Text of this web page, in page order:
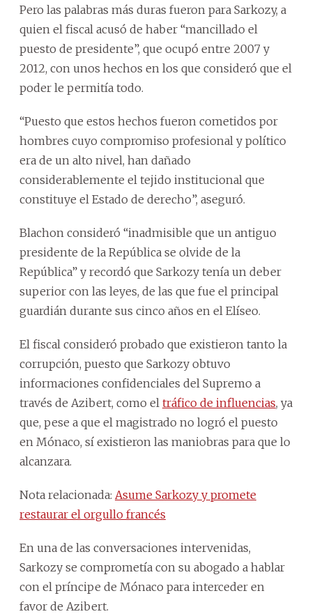
Pero las palabras más duras fueron para Sarkozy, a
quien el fiscal acusó de haber “mancillado el
puesto de presidente”, que ocupó entre 2007 y
2012, con unos hechos en los que consideró que el
poder le permitía todo.
“Puesto que estos hechos fueron cometidos por
hombres cuyo compromiso profesional y político
era de un alto nivel, han dañado
considerablemente el tejido institucional que
constituye el Estado de derecho”, aseguró.
Blachon consideró “inadmisible que un antiguo
presidente de la República se olvide de la
República” y recordó que Sarkozy tenía un deber
superior con las leyes, de las que fue el principal
guardián durante sus cinco años en el Elíseo.
El fiscal consideró probado que existieron tanto la
corrupción, puesto que Sarkozy obtuvo
informaciones confidenciales del Supremo a
través de Azibert, como el tráfico de influencias, ya
que, pese a que el magistrado no logró el puesto
en Mónaco, sí existieron las maniobras para que lo
alcanzara.
Nota relacionada: Asume Sarkozy y promete
restaurar el orgullo francés
En una de las conversaciones intervenidas,
Sarkozy se comprometía con su abogado a hablar
con el príncipe de Mónaco para interceder en
favor de Azibert.